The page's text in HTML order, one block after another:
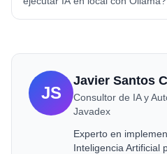
JS
Javier Santos
Consultor de IA y
Javadex
Experto en
Inteligencia Artificial